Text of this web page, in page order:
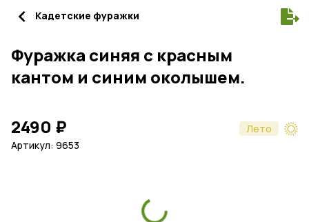
navigate_before Кадетские фуражки
2490 ₽ Лето
Фуражка синяя с красным
кантом и синим околышем.
Артикул: 9653